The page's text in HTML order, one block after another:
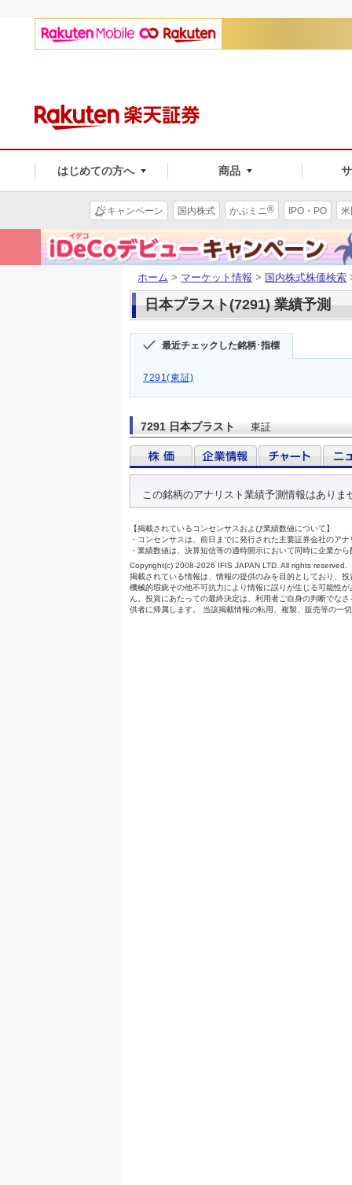
はじめての方へ 商品
キャンペーン 国内株式 かぶミニ® IPO・PO
ホーム > マーケット情報 > 国内株式株価検索
日本プラスト(7291) 業績予測
最近チェックした銘柄･指標
7291(東証)
7291 日本プラスト 東証